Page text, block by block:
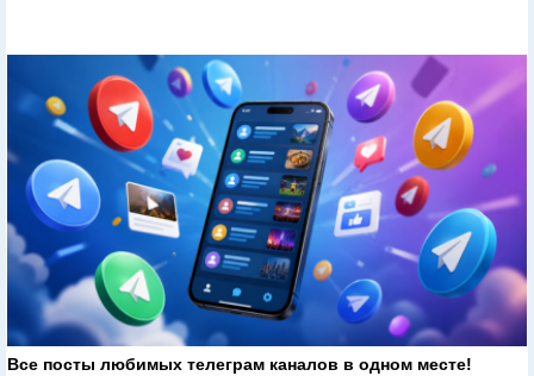
Все посты любимых телеграм каналов в одном месте!